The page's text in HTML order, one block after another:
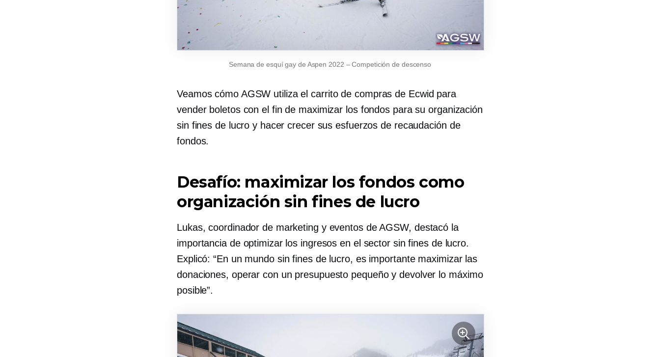
Semana de esquí gay de Aspen 2022 –Competición de descenso
Veamos cómo AGSW utiliza el carrito de compras de Ecwid para
vender boletos con el fin de maximizar los fondos para su organización
sin fines de lucro y hacer crecer sus esfuerzos de recaudación de
fondos.
Desafío: maximizar los fondos como
organización sin fines de lucro
Lukas, coordinador de marketing y eventos de AGSW, destacó la
importancia de optimizar los ingresos en el sector sin fines de lucro.
Explicó: “En un mundo sin fines de lucro, es importante maximizar las
donaciones, operar con un presupuesto pequeño y devolver lo máximo
posible”.